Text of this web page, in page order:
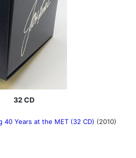
32 CD
40 Years at the MET (32 CD) (2010)